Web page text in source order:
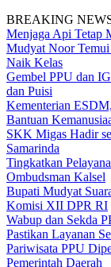
BREAKING
Menjaga Api Tetap
Mudyat Noor
Naik Kelas
Gembel PPU dan
dan Puisi
Kementerian
Bantuan
SKK Migas Hadir
Samarinda
Tingkatkan
Ombudsman Kalsel
Bupati Mudyat
Komisi XII DPR RI
Wabup dan Sekda
Pastikan Layanan
Pariwisata PPU
Pemerintah Daerah